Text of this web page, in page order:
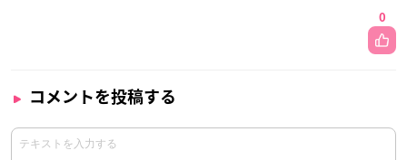
0
コメントを投稿する